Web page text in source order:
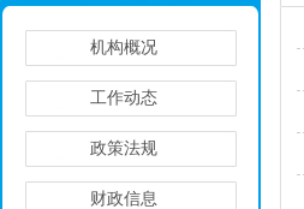
机构概况
工作动态
政策法规
财政信息